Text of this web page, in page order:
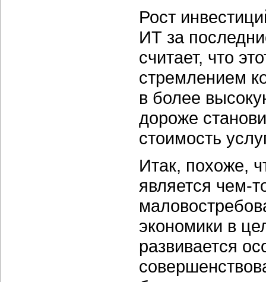
Рост
ИТ за
считает, что
стремлением
в более
дороже
стоимость
Итак, похоже,
является чем-
экономики в
развивается